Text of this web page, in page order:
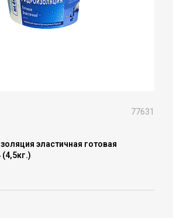
77631
эластичная готовая